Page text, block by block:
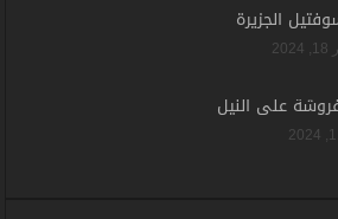
الجزيرة
على النيل